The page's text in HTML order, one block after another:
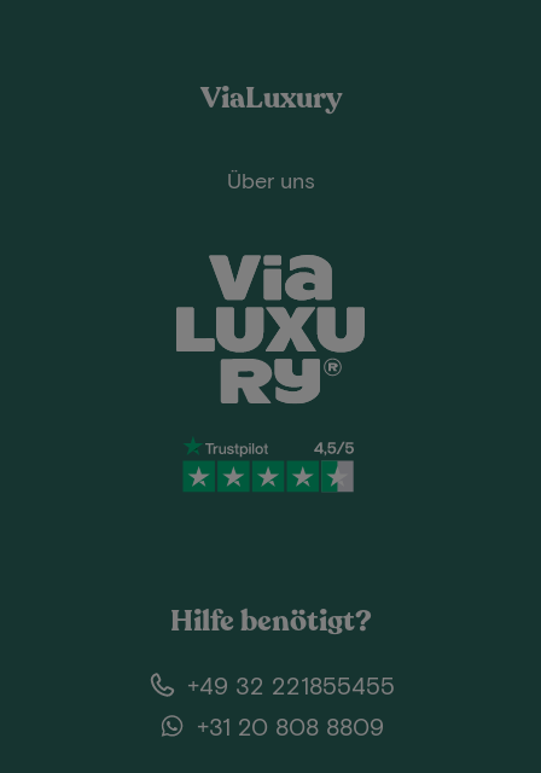
ViaLuxury
Über uns
Hilfe benötigt?
+49 32 221855455
+31 20 808 8809